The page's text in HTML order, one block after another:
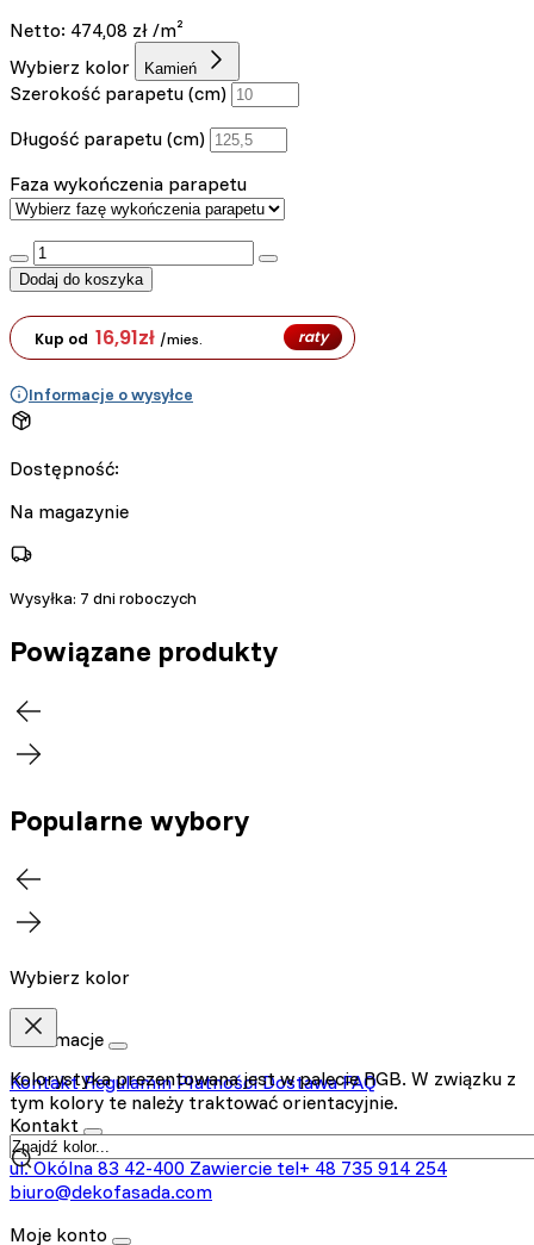
Netto: 474,08 zł /m²
Wybierz kolor
Kamień
Szerokość parapetu (cm)
Długość parapetu (cm)
Faza wykończenia parapetu
:product_name quantity
Dodaj do koszyka
Kup od 16,91zł /mies. raty
Informacje o wysyłce
Dostępność:
Na magazynie
Wysyłka: 7 dni roboczych
Powiązane produkty
Popularne wybory
Wybierz kolor
Kolorystyka prezentowana jest w palecie RGB. W związku z
tym kolory te należy traktować orientacyjnie.
Informacje
KontaktRegulaminPłatnościDostawaFAQ
Kontakt
ul. Okólna 83 42-400 Zawiercie tel+ 48 735 914 254
biuro@dekofasada.com
Moje konto